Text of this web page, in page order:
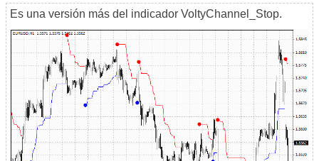
Es una versión más del indicador VoltyChannel_Stop.